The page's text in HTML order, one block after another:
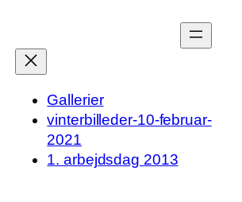
Gallerier
vinterbilleder-10-februar-
2021
1. arbejdsdag 2013